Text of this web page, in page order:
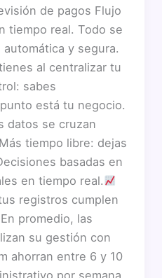
de pagos Flujo
tiempo real. Todo se
y segura.
al centralizar tu
sabes
está tu negocio.
datos se cruzan
Más tiempo libre: dejas
basadas en
en tiempo real.
registros cumplen
promedio, las
su gestión con
ahorran entre 6 y 10